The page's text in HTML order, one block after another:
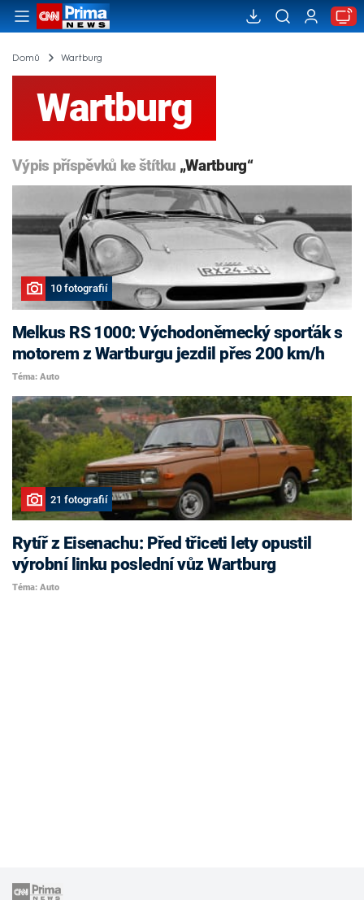
Domů Wartburg
Wartburg
Výpis příspěvků ke štítku „Wartburg“
10 fotografií
Melkus RS 1000: Východoněmecký sporťák s
motorem z Wartburgu jezdil přes 200 km/h
Téma: Auto
21 fotografií
Rytíř z Eisenachu: Před třiceti lety opustil
výrobní linku poslední vůz Wartburg
Téma: Auto